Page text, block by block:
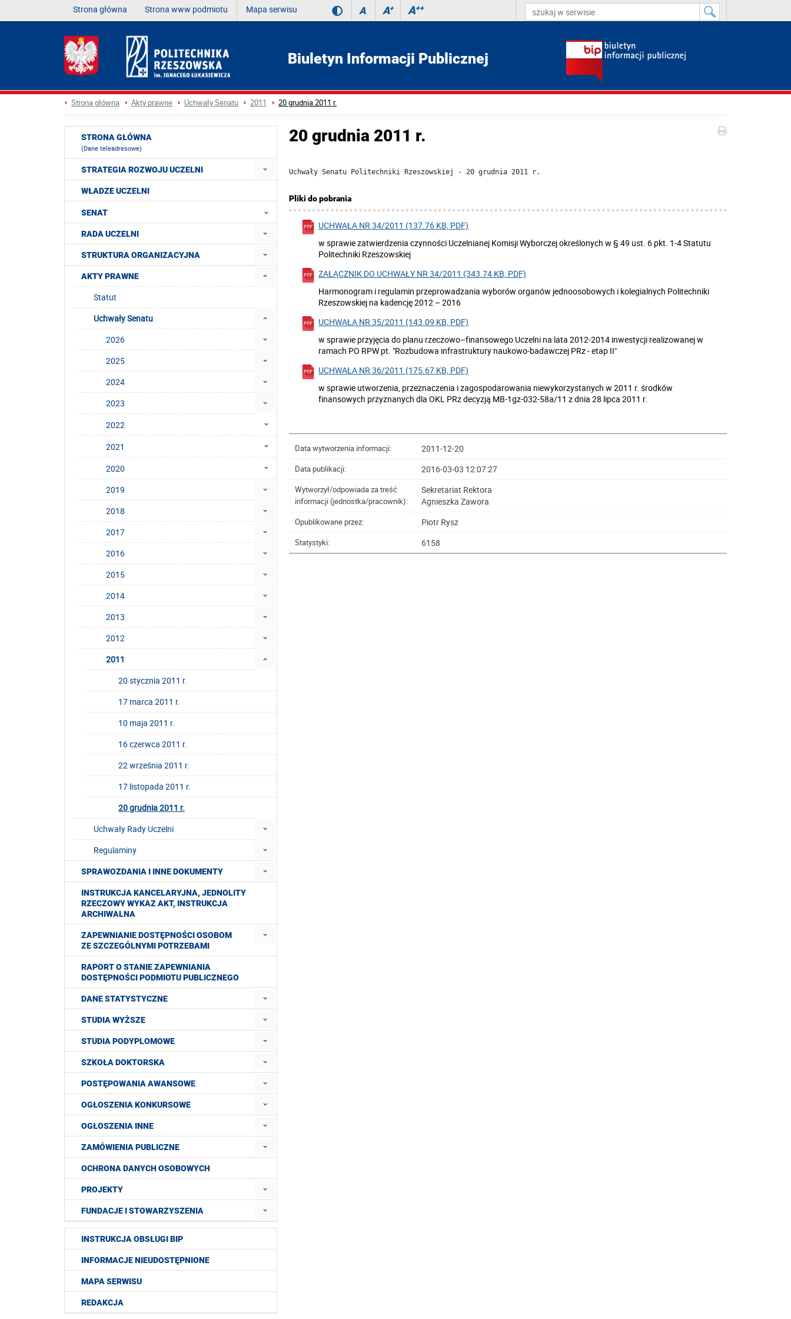
Strona główna Strona www podmiotu Mapa serwisu A A+ A++
Biuletyn Informacji Publicznej
Strona główna Akty prawne Uchwały Senatu 2011 20 grudnia 2011 r.
20 grudnia 2011 r.
Uchwały Senatu Politechniki Rzeszowskiej - 20 grudnia 2011 r.
Pliki do pobrania
UCHWAŁA NR 34/2011 (137.76 KB, PDF)
w sprawie zatwierdzenia czynności Uczelnianej Komisji Wyborczej określonych w § 49 ust. 6 pkt. 1-4 Statutu
Politechniki Rzeszowskiej
ZAŁĄCZNIK DO UCHWAŁY NR 34/2011 (343.74 KB, PDF)
Harmonogram i regulamin przeprowadzania wyborów organów jednoosobowych i kolegialnych Politechniki
Rzeszowskiej na kadencję 2012 – 2016
UCHWAŁA NR 35/2011 (143.09 KB, PDF)
w sprawie przyjęcia do planu rzeczowo–finansowego Uczelni na lata 2012-2014 inwestycji realizowanej w
ramach PO RPW pt. "Rozbudowa infrastruktury naukowo-badawczej PRz - etap II"
UCHWAŁA NR 36/2011 (175.67 KB, PDF)
w sprawie utworzenia, przeznaczenia i zagospodarowania niewykorzystanych w 2011 r. środków
finansowych przyznanych dla OKL PRz decyzją MB-1gz-032-58a/11 z dnia 28 lipca 2011 r.
Data wytworzenia informacji: 2011-12-20
Data publikacji: 2016-03-03 12:07:27
Wytworzył/odpowiada za treść
informacji (jednostka/pracownik):
Sekretariat Rektora
Agnieszka Zawora
Opublikowane przez: Piotr Rysz
Statystyki: 6158
STRONA GŁÓWNA
(Dane teleadresowe)
STRATEGIA ROZWOJU UCZELNI
WŁADZE UCZELNI
SENAT
RADA UCZELNI
STRUKTURA ORGANIZACYJNA
AKTY PRAWNE
Statut
Uchwały Senatu
2026
2025
2024
2023
2022
2021
2020
2019
2018
2017
2016
2015
2014
2013
2012
2011
20 stycznia 2011 r.
17 marca 2011 r.
10 maja 2011 r.
16 czerwca 2011 r.
22 września 2011 r.
17 listopada 2011 r.
20 grudnia 2011 r.
Uchwały Rady Uczelni
Regulaminy
SPRAWOZDANIA I INNE DOKUMENTY
INSTRUKCJA KANCELARYJNA, JEDNOLITY
RZECZOWY WYKAZ AKT, INSTRUKCJA
ARCHIWALNA
ZAPEWNIANIE DOSTĘPNOŚCI OSOBOM
ZE SZCZEGÓLNYMI POTRZEBAMI
RAPORT O STANIE ZAPEWNIANIA
DOSTĘPNOŚCI PODMIOTU PUBLICZNEGO
DANE STATYSTYCZNE
STUDIA WYŻSZE
STUDIA PODYPLOMOWE
SZKOŁA DOKTORSKA
POSTĘPOWANIA AWANSOWE
OGŁOSZENIA KONKURSOWE
OGŁOSZENIA INNE
ZAMÓWIENIA PUBLICZNE
OCHRONA DANYCH OSOBOWYCH
PROJEKTY
FUNDACJE I STOWARZYSZENIA
INSTRUKCJA OBSŁUGI BIP
INFORMACJE NIEUDOSTĘPNIONE
MAPA SERWISU
REDAKCJA